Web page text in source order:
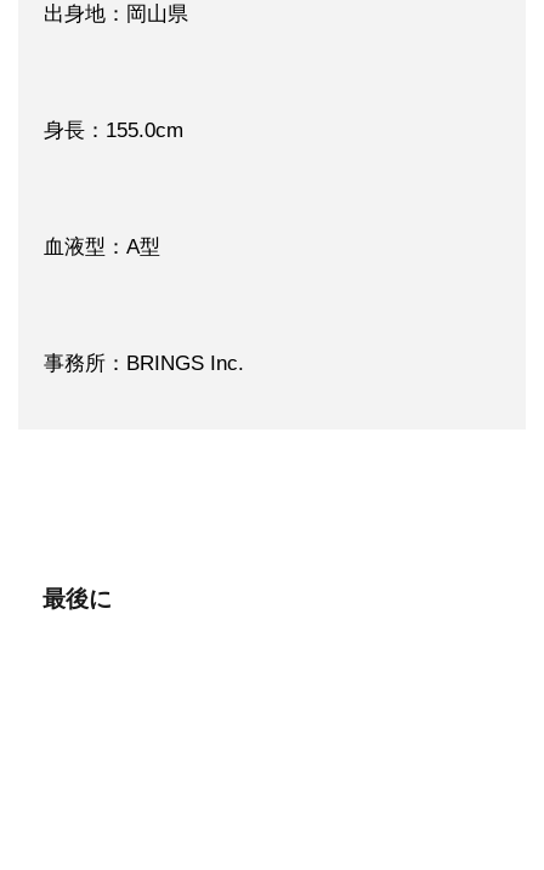
出身地：岡山県
身長：155.0cm
血液型：A型
事務所：BRINGS Inc.
最後に